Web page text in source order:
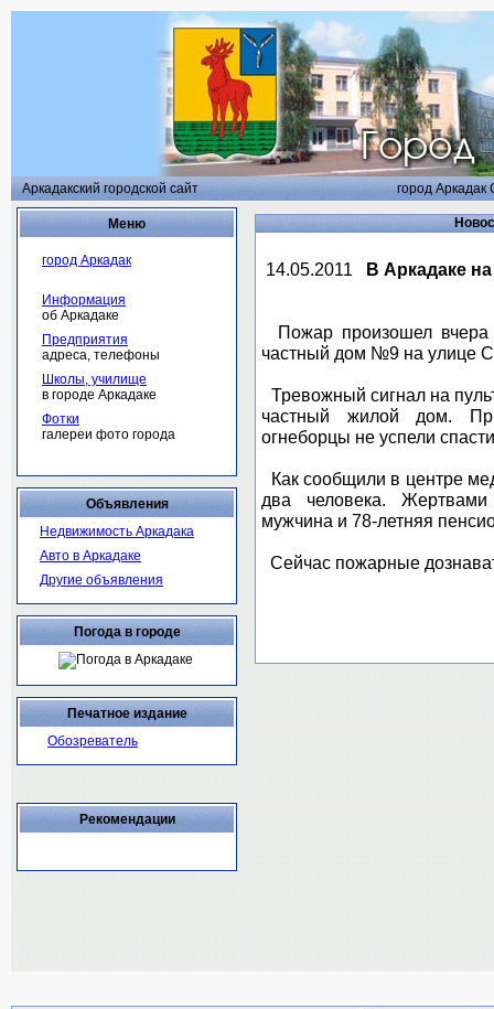
Аркадакский городской сайт город Аркадак
Меню
город Аркадак
Информация
об Аркадаке
Предприятия
адреса, телефоны
Школы, училище
в городе Аркадаке
Фотки
галереи фото города
Объявления
Недвижимость Аркадака
Авто в Аркадаке
Другие объявления
Погода в городе
Печатное издание
Обозреватель
Рекомендации
14.05.2011 В Аркадаке
Пожар произошел
частный дом №9 на улице
Тревожный сигнал на
частный жилой дом.
огнеборцы не успели
Как сообщили в центре
два человека.
мужчина и 78-летняя
Сейчас пожарные